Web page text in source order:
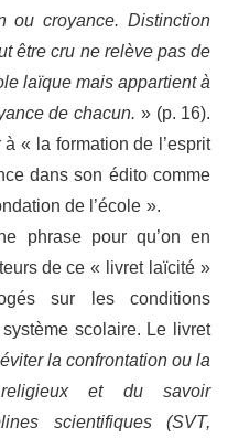
ou croyance. Distinction
être cru ne relève pas de
laïque mais appartient à
de chacun.» (p. 16).
« la formation de l’esprit
dans son édito comme
de l’école ».
phrase pour qu’on en
de ce « livret laïcité »
sur les conditions
scolaire. Le livret
la confrontation ou la
et du savoir
scientifiques (SVT,